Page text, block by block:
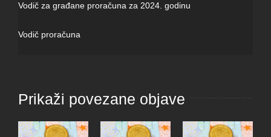
Vodič za građane proračuna za 2024. godinu
Vodič proračuna
Prikaži povezane objave